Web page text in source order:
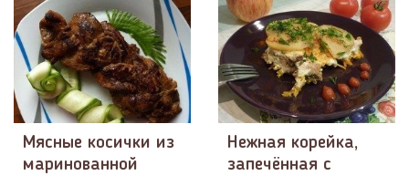
Мясные косички из
маринованной
Нежная корейка,
запечённая с